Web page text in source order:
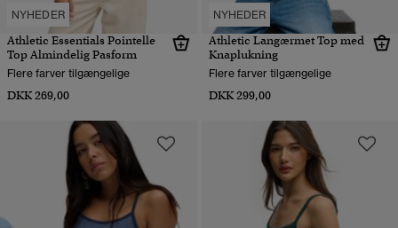
NYHEDER
Athletic Essentials Pointelle
Top Almindelig Pasform
Flere farver tilgængelige
DKK 269,00
NYHEDER
Athletic Langærmet Top med
Knaplukning
Flere farver tilgængelige
DKK 299,00